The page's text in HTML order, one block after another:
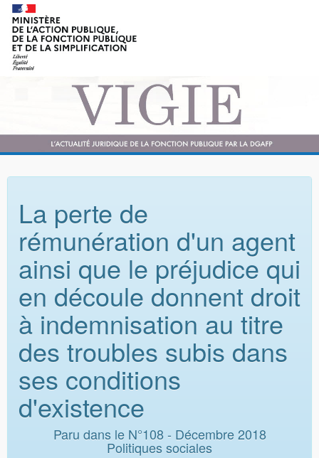
La perte de
rémunération d'un agent
ainsi que le préjudice qui
en découle donnent droit
à indemnisation au titre
des troubles subis dans
ses conditions
d'existence
Paru dans le N°108 - Décembre 2018
Politiques sociales